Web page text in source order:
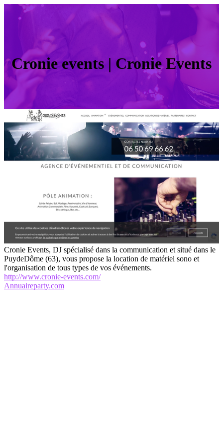
Cronie events | Cronie Events
Cronie Events, DJ spécialisé dans la communication et situé dans le
PuydeDôme (63), vous propose la location de matériel sono et
l'organisation de tous types de vos événements.
http://www.cronie-events.com/
Annuaireparty.com